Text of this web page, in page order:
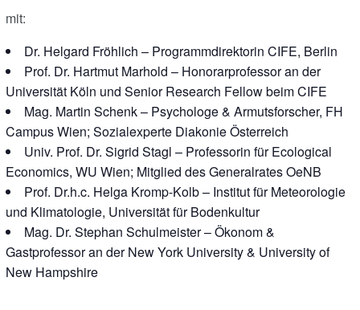
mit:
Dr. Helgard Fröhlich – Programmdirektorin CIFE, Berlin
Prof. Dr. Hartmut Marhold – Honorarprofessor an der
Universität Köln und Senior Research Fellow beim CIFE
Mag. Martin Schenk – Psychologe & Armutsforscher, FH
Campus Wien; Sozialexperte Diakonie Österreich
Univ. Prof. Dr. Sigrid Stagl – Professorin für Ecological
Economics, WU Wien; Mitglied des Generalrates OeNB
Prof. Dr.h.c. Helga Kromp-Kolb – Institut für Meteorologie
und Klimatologie, Universität für Bodenkultur
Mag. Dr. Stephan Schulmeister – Ökonom &
Gastprofessor an der New York University & University of
New Hampshire